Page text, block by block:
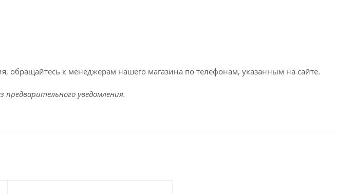
обращайтесь к менеджерам нашего магазина по телефонам, указанным на сайте.
уведомления.